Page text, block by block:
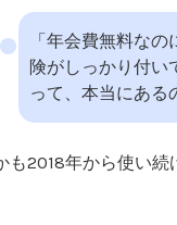
ッ
ト
を
本
音
ビ
「年会費無料な
険がしっかり付い
って、本当にある
も2018年から使い続